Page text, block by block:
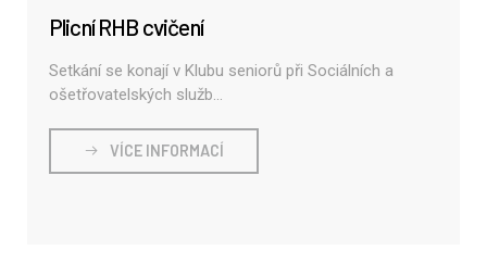
Plicní RHB cvičení
Setkání se konají v Klubu seniorů při Sociálních a
ošetřovatelských služb...
VÍCE INFORMACÍ